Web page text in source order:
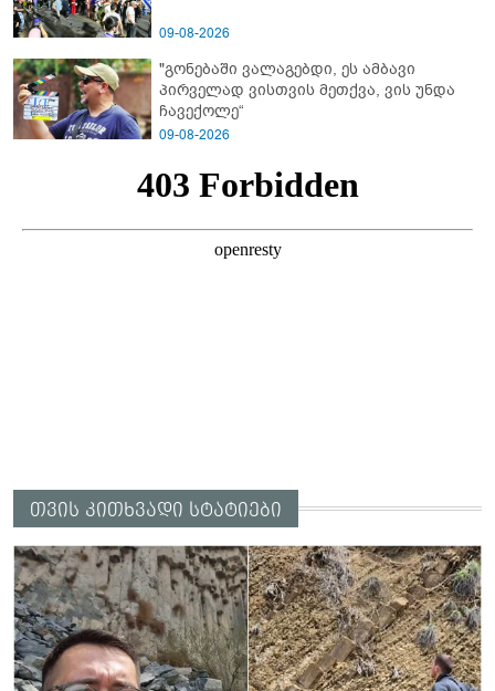
09-08-2026
"გონებაში ვალაგებდი, ეს ამბავი
პირველად ვისთვის მეთქვა, ვის უნდა
ჩავექოლე“
09-08-2026
თვის კითხვადი სტატიები